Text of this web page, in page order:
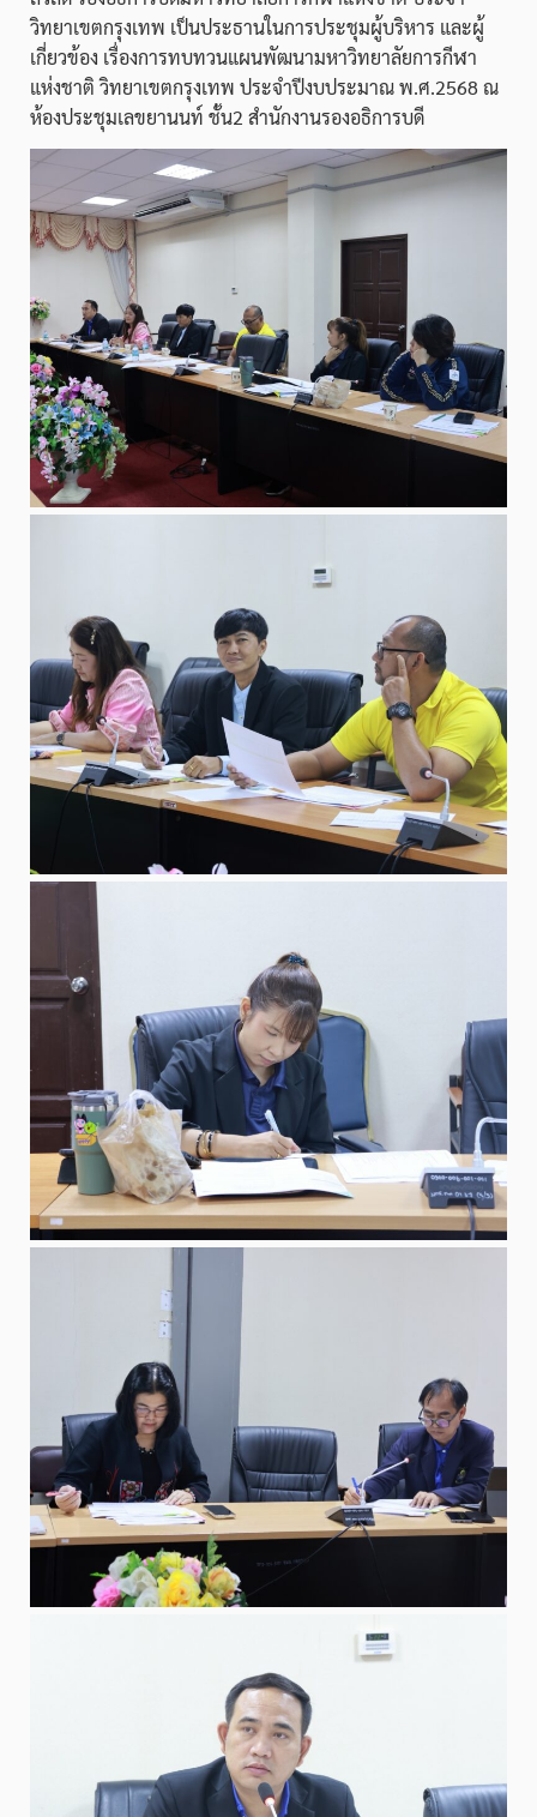
วิทยาเขตกรุงเทพ เป็นประธานในการประชุมผู้บริหาร และผู้
เกี่ยวข้อง เรื่องการทบทวนแผนพัฒนามหาวิทยาลัยการกีฬา
แห่งชาติ วิทยาเขตกรุงเทพ ประจำปีงบประมาณ พ.ศ.2568 ณ
ห้องประชุมเลขยานนท์ ชั้น2 สำนักงานรองอธิการบดี